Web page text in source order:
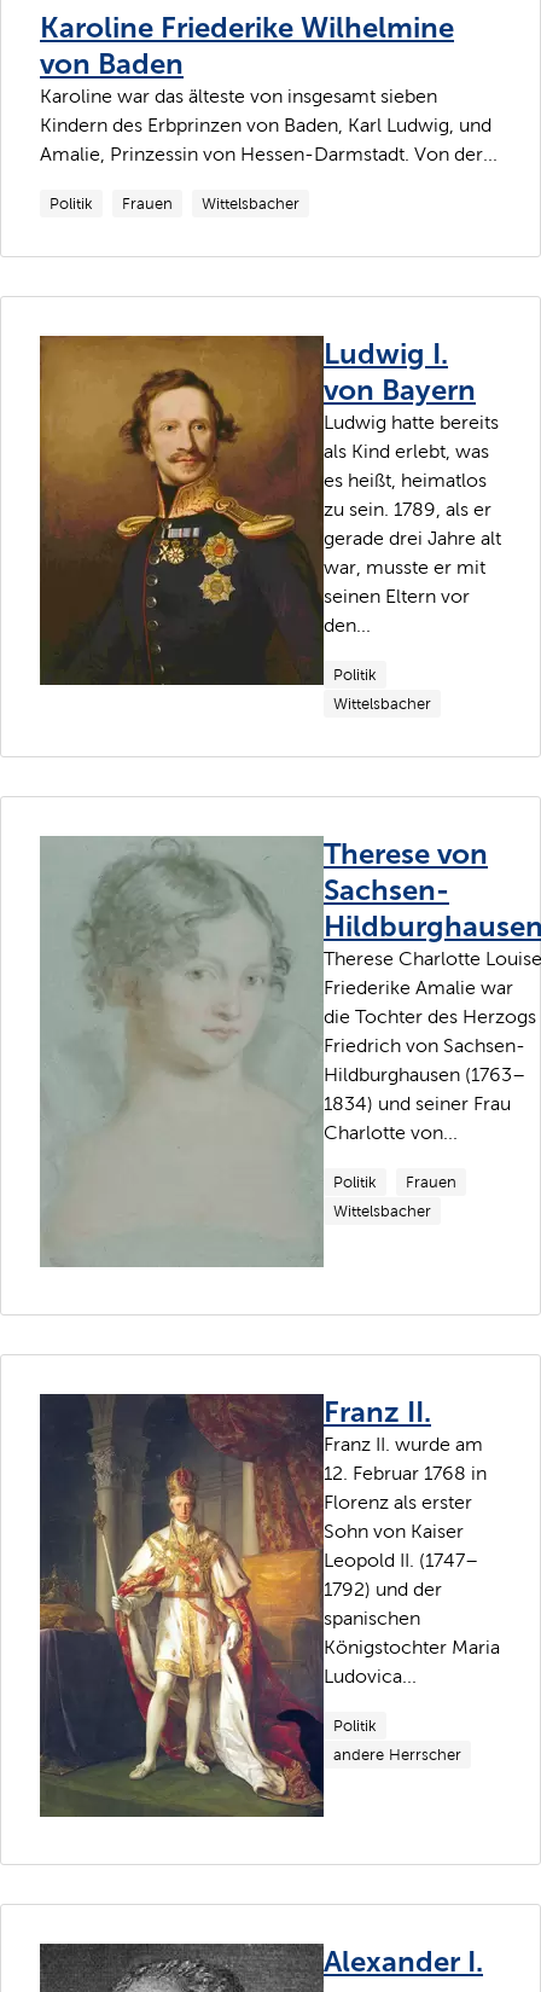
Karoline Friederike Wilhelmine
von Baden
Karoline war das älteste von insgesamt sieben
Kindern des Erbprinzen von Baden, Karl Ludwig, und
Amalie, Prinzessin von Hessen-Darmstadt. Von der...
Politik Frauen Wittelsbacher
Ludwig I.
von Bayern
Ludwig hatte bereits
als Kind erlebt, was
es heißt, heimatlos
zu sein. 1789, als er
gerade drei Jahre alt
war, musste er mit
seinen Eltern vor
den...
Politik
Wittelsbacher
Therese von
Sachsen-
Therese Charlotte Louise
Friederike Amalie war
die Tochter des Herzogs
Friedrich von Sachsen-
Hildburghausen (1763–
1834) und seiner Frau
Charlotte von...
Politik
Frauen
Wittelsbacher
Franz II.
Franz II. wurde am
12. Februar 1768 in
Florenz als erster
Sohn von Kaiser
Leopold II. (1747–
1792) und der
spanischen
Königstochter Maria
Ludovica...
Politik
andere Herrscher
Alexander I.